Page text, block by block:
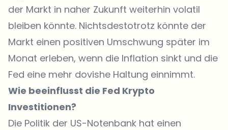
der Markt in naher Zukunft weiterhin volatil
bleiben könnte. Nichtsdestotrotz könnte der
Markt einen positiven Umschwung später im
Monat erleben, wenn die Inflation sinkt und die
Fed eine mehr dovishe Haltung einnimmt.
Wie beeinflusst die Fed Krypto
Investitionen?
Die Politik der US-Notenbank hat einen